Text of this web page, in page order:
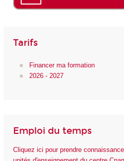
Tarifs
Financer ma formation
2026 - 2027
Emploi du temps
Cliquez ici pour prendre